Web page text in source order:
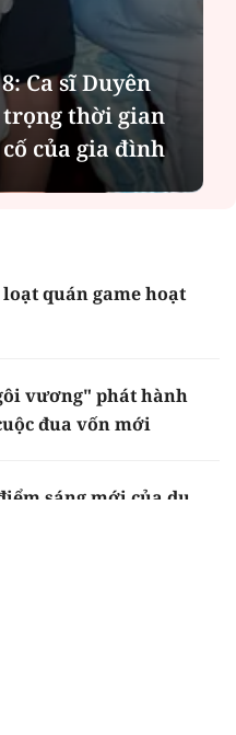
Ca sĩ Duyên
thời gian
của gia đình
quán game hoạt
vương" phát hành
đua vốn mới
sáng mới của du